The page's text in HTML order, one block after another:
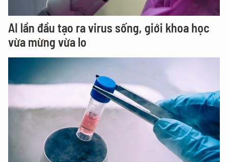
AI lần đầu tạo ra virus sống, giới khoa học
vừa mừng vừa lo